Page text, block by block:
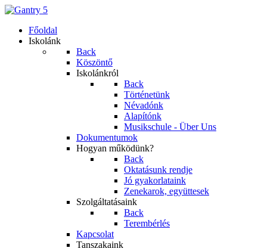
Főoldal
Iskolánk
Back
Köszöntő
Iskolánkról
Back
Történetünk
Névadónk
Alapítónk
Musikschule - Über Uns
Dokumentumok
Hogyan működünk?
Back
Oktatásunk rendje
Jó gyakorlataink
Zenekarok, együttesek
Szolgáltatásaink
Back
Terembérlés
Kapcsolat
Tanszakaink